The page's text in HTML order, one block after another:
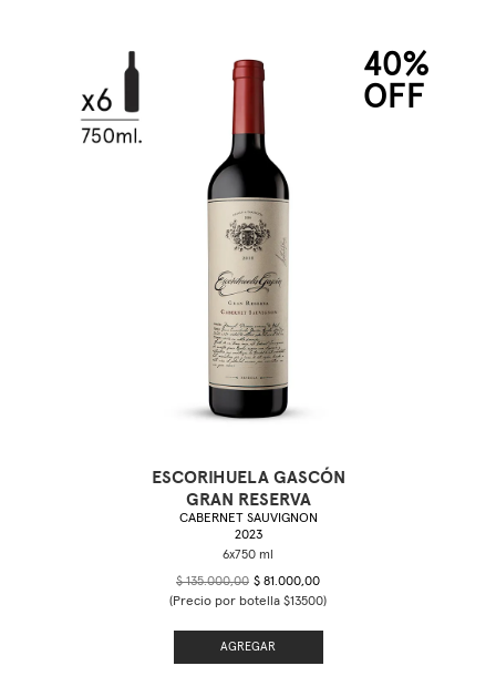
40%
OFF
ESCORIHUELA GASCÓN
GRAN RESERVA
CABERNET SAUVIGNON
2023
$ 135.000,00 $ 81.000,00
(Precio por botella $13500)
AGREGAR